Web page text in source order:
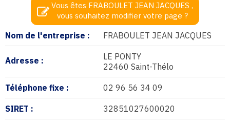
Nom de l'entreprise : FRABOULET JEAN JACQUES
Adresse :
LE PONTY
22460 Saint-Thélo
Téléphone fixe : 02 96 56 34 09
SIRET : 32851027600020
Vous êtes FRABOULET JEAN JACQUES ,
vous souhaitez modifier votre page ?